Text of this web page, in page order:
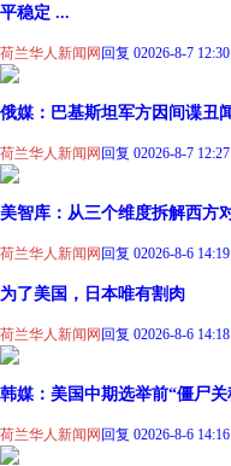
平稳定 ...
荷兰华人新闻网回复 02026-8-7 12:30
俄媒：巴基斯坦军方因间谍丑
荷兰华人新闻网 回复 02026-8-7 12:27
美智库：从三个维度拆解西方
荷兰华人新闻网 回复 02026-8-6 14:19
为了美国，日本唯有割肉
荷兰华人新闻网 回复 02026-8-6 14:18
韩媒：美国中期选举前“僵尸
荷兰华人新闻网 回复 02026-8-6 14:16